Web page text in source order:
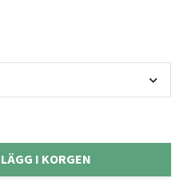
LÄGG I KORGEN